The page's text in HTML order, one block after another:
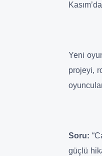
Yeni
projeyi,
Soru:
güçlü